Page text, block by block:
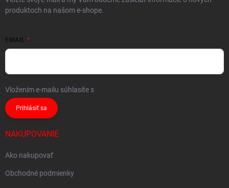
produktoch na našom e-shope.
EMAIL
Vložením e-mailu súhlasíte s
Prihlásiť sa
NAKUPOVANIE
Ako nakupovať
Obchodné podmienky